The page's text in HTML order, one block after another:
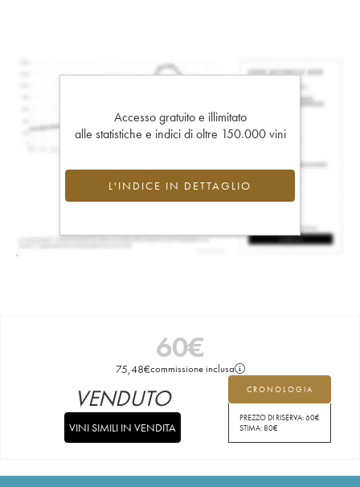
Accesso gratuito e illimitato
alle statistiche e indici di oltre 150.000 vini
L'INDICE IN DETTAGLIO
60€
75,48€commissione inclusa
CRONOLOGIA
PREZZO DI RISERVA:60€
STIMA:80€
VENDUTO
VINI SIMILI IN VENDITA